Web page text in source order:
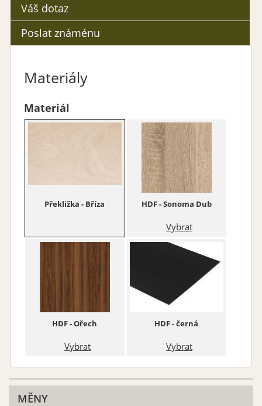
Váš dotaz
Poslat známénu
Materiály
Materiál
Překližka - Bříza HDF - Sonoma Dub
Vybrat
HDF - Ořech
Vybrat
HDF - černá
Vybrat
MĚNY